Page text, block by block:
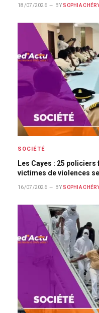
18/07/2026 BY SOPHIA
SOCIÉTÉ
Les Cayes : 25
victimes de violences
16/07/2026 BY SOPHIA